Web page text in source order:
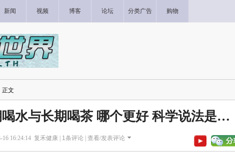
新闻 视频 博客 论坛 分类广告 购物
正文
水与长期喝茶 哪个更好 科学说法是…
16 16:24:14 复禾健康 | 1条评论 | 查看/发表评论